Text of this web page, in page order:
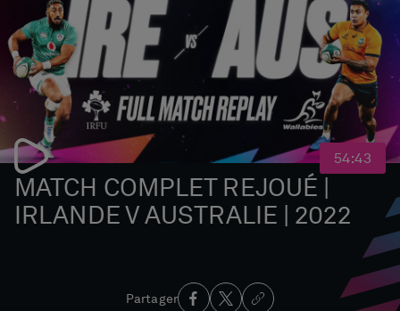
54:43
MATCH COMPLET REJOUÉ |
IRLANDE V AUSTRALIE | 2022
Partager